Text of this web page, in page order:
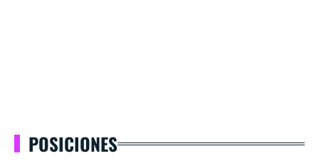
POSICIONES